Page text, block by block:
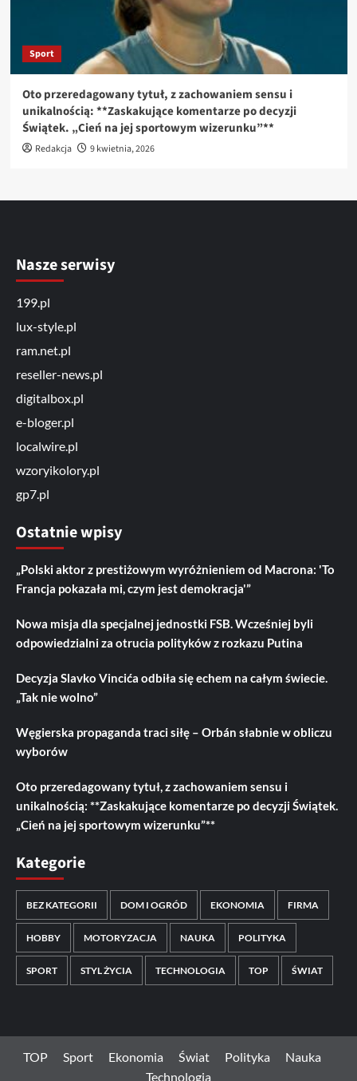
Sport
Oto przeredagowany tytuł, z zachowaniem sensu i
unikalnością: **Zaskakujące komentarze po decyzji
Świątek. „Cień na jej sportowym wizerunku”**
Redakcja 9 kwietnia, 2026
Nasze serwisy
199.pl
lux-style.pl
ram.net.pl
reseller-news.pl
digitalbox.pl
e-bloger.pl
localwire.pl
wzoryikolory.pl
gp7.pl
Ostatnie wpisy
„Polski aktor z prestiżowym wyróżnieniem od Macrona: 'To
Francja pokazała mi, czym jest demokracja'”
Nowa misja dla specjalnej jednostki FSB. Wcześniej byli
odpowiedzialni za otrucia polityków z rozkazu Putina
Decyzja Slavko Vincića odbiła się echem na całym świecie.
„Tak nie wolno”
Węgierska propaganda traci siłę – Orbán słabnie w obliczu
wyborów
Oto przeredagowany tytuł, z zachowaniem sensu i
unikalnością: **Zaskakujące komentarze po decyzji Świątek.
„Cień na jej sportowym wizerunku”**
Kategorie
BEZ KATEGORII DOM I OGRÓD EKONOMIA FIRMA
HOBBY MOTORYZACJA NAUKA POLITYKA
SPORT STYL ŻYCIA TECHNOLOGIA TOP ŚWIAT
TOP Sport Ekonomia Świat Polityka
Nauka
Technologia